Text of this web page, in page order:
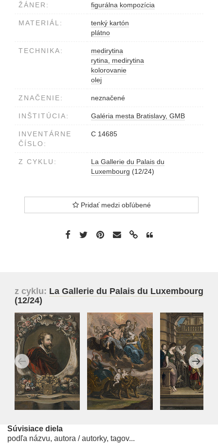
ŽÁNER: figurálna kompozícia
MATERIÁL:
tenký kartón
plátno
TECHNIKA:
medirytina
rytina, medirytina
kolorovanie
olej
ZNAČENIE: neznačené
INŠTITÚCIA: Galéria mesta Bratislavy, GMB
INVENTÁRNE
ČÍSLO:
C 14685
Z CYKLU:
La Gallerie du Palais du
Luxembourg (12/24)
Pridať medzi obľúbené
z cyklu: La Gallerie du Palais du Luxembourg
(12/24)
Súvisiace diela
podľa názvu, autora / autorky, tagov...